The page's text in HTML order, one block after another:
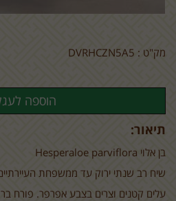
מק"ט : DVRHCZN5A5
תיאור:
בן אלוי Hesperaloe parviflora
שיח רב שנתי ירוק עד ממשפחת
עלים קטנים וצרים בצבע אפרפר. פורח